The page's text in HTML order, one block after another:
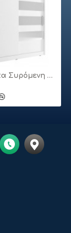
Ντουλάπα Συρόμενη 24113-MJ3-180 Χρώμα Λευκό 180x200x62cm